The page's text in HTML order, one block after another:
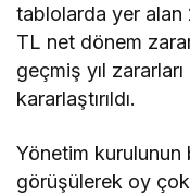
tablolarda yer alan
TL net dönem
geçmiş yıl zararları
kararlaştırıldı.
Yönetim
görüşülerek oy